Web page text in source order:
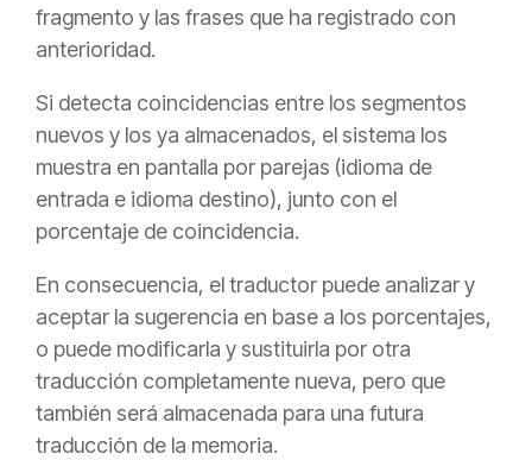
fragmento y las frases que ha registrado con
anterioridad.
Si detecta coincidencias entre los segmentos
nuevos y los ya almacenados, el sistema los
muestra en pantalla por parejas (idioma de
entrada e idioma destino), junto con el
porcentaje de coincidencia.
En consecuencia, el traductor puede analizar y
aceptar la sugerencia en base a los porcentajes,
o puede modificarla y sustituirla por otra
traducción completamente nueva, pero que
también será almacenada para una futura
traducción de la memoria.